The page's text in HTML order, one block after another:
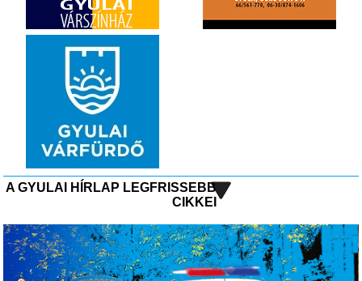
A GYULAI HÍRLAP LEGFRISSEBB
CIKKEI